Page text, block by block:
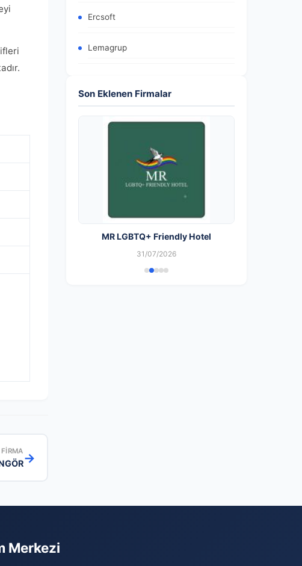
→
Ercsoft
Lemagrup
Son Eklenen Firmalar
MR LGBTQ+ Friendly Hotel
31/07/2026
Merkezi